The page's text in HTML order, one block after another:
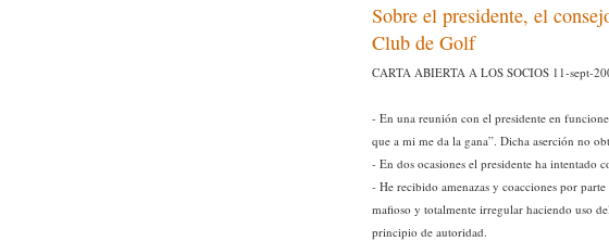
Sobre el presidente, el
Club de Golf
CARTA ABIERTA A LOS SOCIOS 11-sept-
- En una reunión con el presidente en
que a mi me da la gana”. Dicha aserción no
- En dos ocasiones el presidente ha intentado
- He recibido amenazas y coacciones por
mafioso y totalmente irregular haciendo uso
principio de autoridad.